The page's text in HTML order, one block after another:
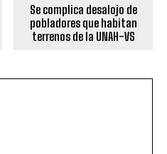
Se complica desalojo de
pobladores que habitan
terrenos de la UNAH-VS